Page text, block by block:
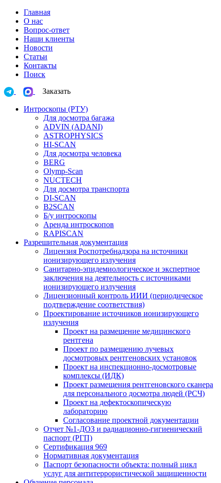
Главная
О нас
Вопрос-ответ
Наши клиенты
Новости
Статьи
Контакты
Поиск
Заказать
Интроскопы (РТУ)
Для досмотра багажа
ADVIN (ADANI)
ASTROPHYSICS
HI-SCAN
Для досмотра человека
BERG
Olymp-Scan
NUCTECH
Для досмотра транспорта
DI-SCAN
B2SCAN
Б/у интроскопы
Аренда интроскопов
RAPISCAN
Разрешительная документация
Лицензия Роспотребнадзора на источники
ионизирующего излучения
Санитарно-эпидемиологическое и экспертное
заключения на деятельность с источниками
ионизирующего излучения
Лицензионный контроль ИИИ (периодическое
подтверждение соответствия)
Проектирование источников ионизирующего
излучения
Проект на размещение медицинского
рентгена
Проект по размещению лучевых
досмотровых рентгеновских установок
Проект на инспекционно-досмотровые
комплексы (ИДК)
Проект размещения рентгеновского сканера
для персонального досмотра людей (РСЧ)
Проект на дефектоскопическую
лабораторию
Согласование проектной документации
Отчет №1-ДОЗ и радиационно-гигиенический
паспорт (РГП)
Сертификация 969
Нормативная документация
Паспорт безопасности объекта: полный цикл
услуг для антитеррористической защищенности